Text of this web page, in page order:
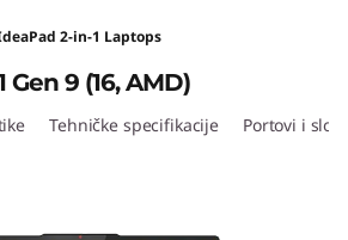
2-in-1 Laptops
Gen 9 (16, AMD)
Tehničke specifikacije Portovi i